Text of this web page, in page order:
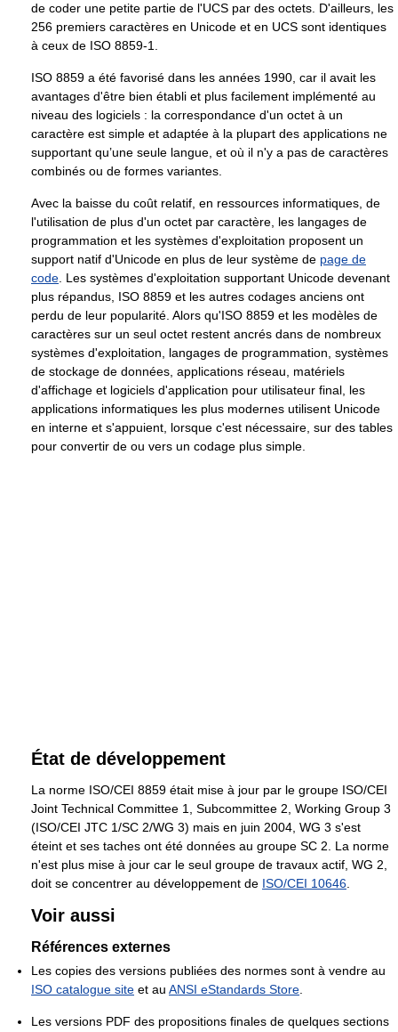
de coder une petite partie de l'UCS par des octets. D'ailleurs, les
256 premiers caractères en Unicode et en UCS sont identiques
à ceux de ISO 8859-1.
ISO 8859 a été favorisé dans les années 1990, car il avait les
avantages d'être bien établi et plus facilement implémenté au
niveau des logiciels : la correspondance d'un octet à un
caractère est simple et adaptée à la plupart des applications ne
supportant qu’une seule langue, et où il n'y a pas de caractères
combinés ou de formes variantes.
Avec la baisse du coût relatif, en ressources informatiques, de
l'utilisation de plus d'un octet par caractère, les langages de
programmation et les systèmes d'exploitation proposent un
support natif d'Unicode en plus de leur système de page de
code . Les systèmes d'exploitation supportant Unicode devenant
plus répandus, ISO 8859 et les autres codages anciens ont
perdu de leur popularité. Alors qu'ISO 8859 et les modèles de
caractères sur un seul octet restent ancrés dans de nombreux
systèmes d'exploitation, langages de programmation, systèmes
de stockage de données, applications réseau, matériels
d'affichage et logiciels d'application pour utilisateur final, les
applications informatiques les plus modernes utilisent Unicode
en interne et s'appuient, lorsque c'est nécessaire, sur des tables
pour convertir de ou vers un codage plus simple.
État de développement
La norme ISO/CEI 8859 était mise à jour par le groupe ISO/CEI
Joint Technical Committee 1, Subcommittee 2, Working Group 3
(ISO/CEI JTC 1/SC 2/WG 3) mais en juin 2004, WG 3 s'est
éteint et ses taches ont été données au groupe SC 2. La norme
n'est plus mise à jour car le seul groupe de travaux actif, WG 2,
doit se concentrer au développement de ISO/CEI 10646
Voir aussi
Références externes
Les copies des versions publiées des normes sont à vendre au
ISO catalogue site et au ANSI eStandards Store
Les versions PDF des propositions finales de quelques sections